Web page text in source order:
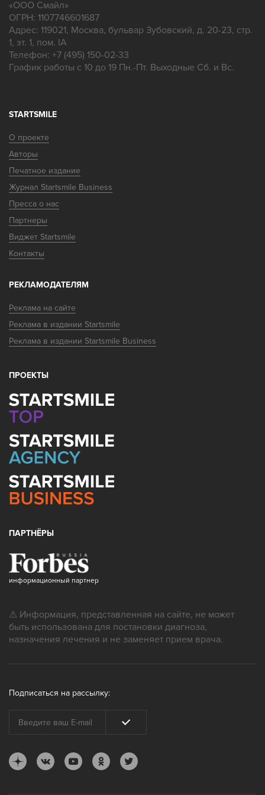
«ООО Смайл»
ОГРН: 1107746601687
Адрес: 119021, Москва, бульвар Зубовский, д. 20-23, стр.
1, эт. 1, пом. IA
Телефон: +7 (495) 150-02-33
График работы с 10 до 19 Пн.-Пт. Выходные Сб. и Вс.
STARTSMILE
О проекте
Авторы
Печатное издание
Журнал Startsmile Business
Пресса о нас
Партнеры
Виджет Startsmile
Контакты
РЕКЛАМОДАТЕЛЯМ
Реклама на сайте
Реклама в издании Startsmile
Реклама в издании Startsmile Business
ПРОЕКТЫ
ПАРТНЁРЫ
информационный партнер
⚠ Информация, представленная на сайте, не может
быть использована для постановки диагноза,
назначения лечения и не заменяет прием врача.
Подписаться на рассылку: